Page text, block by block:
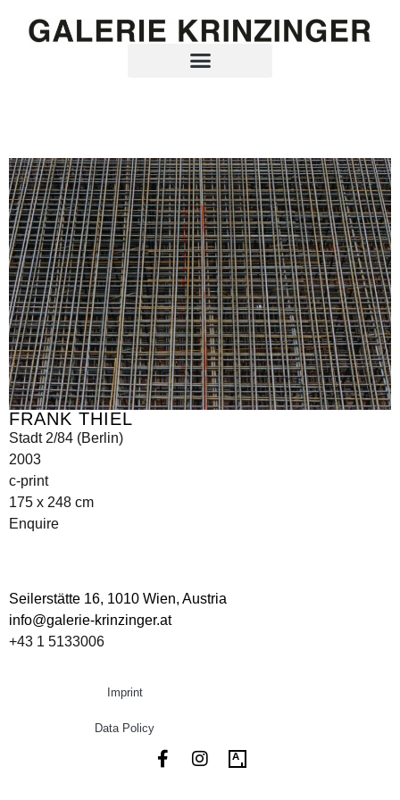
FRANK THIEL
Stadt 2/84 (Berlin)
2003
c-print
175 x 248 cm
Enquire
Seilerstätte 16, 1010 Wien, Austria
info@galerie-krinzinger.at
+43 1 5133006
Imprint
Data Policy